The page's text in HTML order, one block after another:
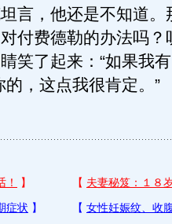
言，他还是不知道。
付费德勒的办法吗？
笑了起来：“如果我
，这点我很肯定。”